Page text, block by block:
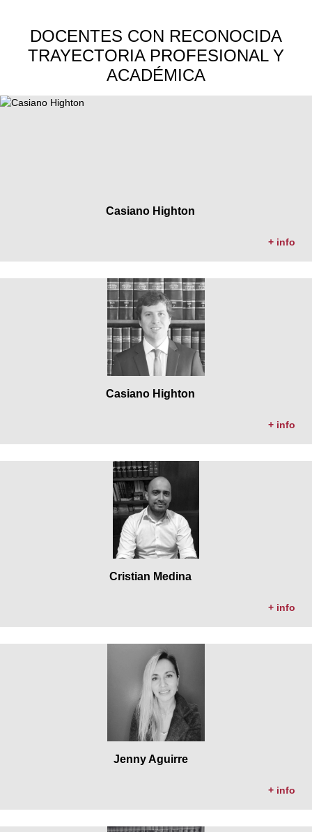
DOCENTES CON RECONOCIDA
TRAYECTORIA PROFESIONAL Y
ACADÉMICA
Casiano Highton
+ info
Casiano Highton
+ info
Cristian Medina
+ info
Jenny Aguirre
+ info